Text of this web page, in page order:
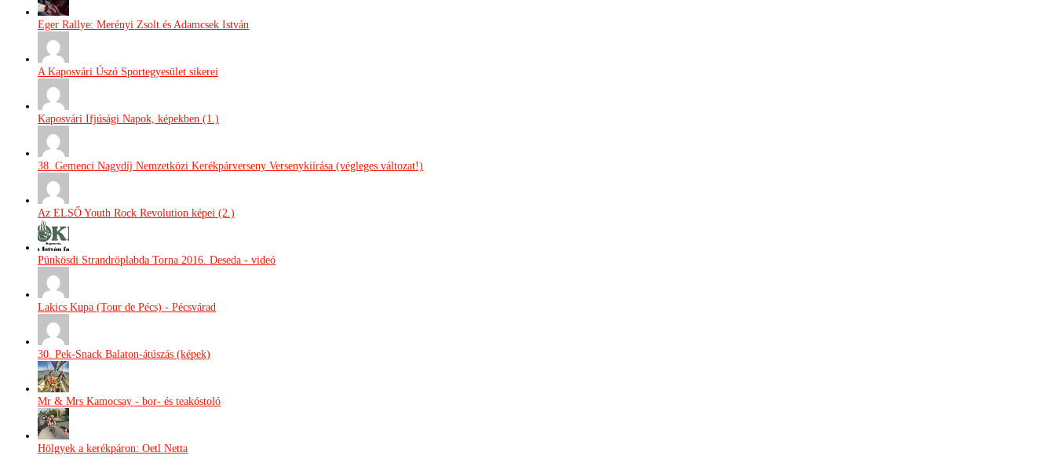
Eger Rallye: Merényi Zsolt és Adamcsek István
A Kaposvári Úszó Sportegyesület sikerei
Kaposvári Ifjúsági Napok, képekben (1.)
38. Gemenci Nagydíj Nemzetközi Kerékpárverseny Versenykiírása (végleges változat!)
Az ELSŐ Youth Rock Revolution képei (2.)
Pünkösdi Strandröplabda Torna 2016. Deseda - videó
Lakics Kupa (Tour de Pécs) - Pécsvárad
30. Pek-Snack Balaton-átúszás (képek)
Mr & Mrs Kamocsay - bor- és teakóstoló
Hölgyek a kerékpáron: Oetl Netta